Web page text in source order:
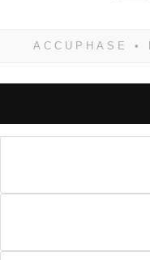
zwangsläufig